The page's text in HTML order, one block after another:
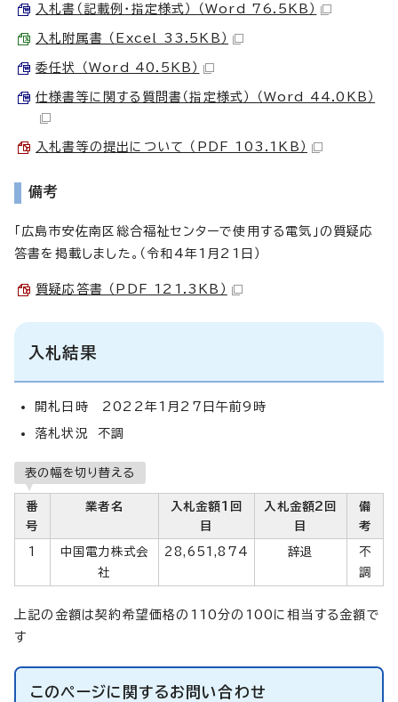
入札書（記載例・指定様式） （Word 76.5KB）
入札附属書 （Excel 33.5KB）
委任状 （Word 40.5KB）
仕様書等に関する質問書（指定様式） （Word 44.0KB）
入札書等の提出について （PDF 103.1KB）
備考
「広島市安佐南区総合福祉センターで使用する電気」の質疑応
答書を掲載しました。（令和4年1月21日）
質疑応答書 （PDF 121.3KB）
入札結果
開札日時 2022年1月27日午前9時
落札状況 不調
表の幅を切り替える
番
号
業者名
入札金額1回
目
入札金額2回
目
備
考
1
中国電力株式会
社
28,651,874 辞退
不
調
上記の金額は契約希望価格の110分の100に相当する金額で
す
このページに関するお問い合わせ